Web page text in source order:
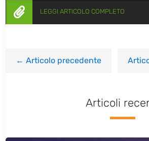
 LEGGI ARTICOLO COMPLETO
←Articolo precedente
Articoli